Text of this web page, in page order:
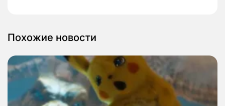
Похожие новости